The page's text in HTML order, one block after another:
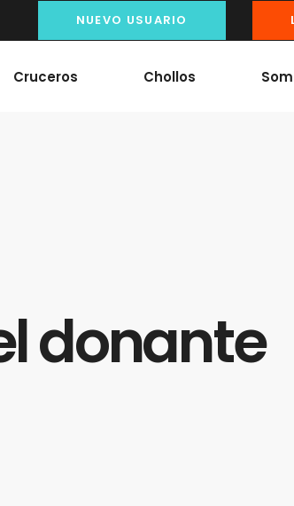
NUEVO USUARIO
Cruceros Chollos
donante